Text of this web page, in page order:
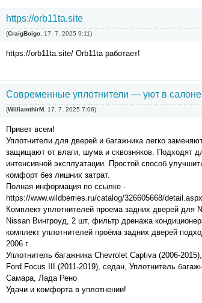
https://orb11ta.site
(CraigBoigo 17. 7. 2025 9:11)
https://orb11ta.site/ Orb11ta работает!
Современные уплотнители — уют в
(WilliamthirM 17. 7. 2025 7:06)
Привет всем!
Уплотнители для дверей и багажника легко
защищают от влаги, шума и сквозняков. Подходят
интенсивной эксплуатации. Простой способ
комфорт без лишних затрат.
Полная информация по ссылке -
https://www.wildberries.ru/catalog/326605668/detail.aspx
Комплект уплотнителей проема задних дверей для
Nissan Вингроуд, 2 шт, фильтр дренажа
комплект уплотнителей проёма задних дверей
2006 г.
Уплотнитель багажника Chevrolet Captiva (2006-
Ford Focus III (2011-2019), седан, Уплотнитель
Самара, Лада Рено
Удачи и комфорта в уплотнении!